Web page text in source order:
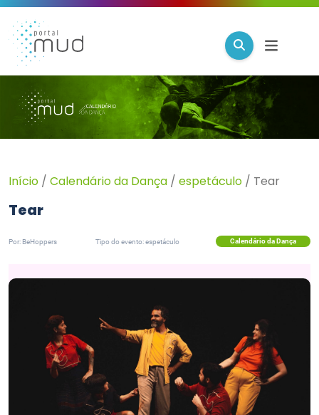
Início / Calendário da Dança / espetáculo / Tear
Tear
Por: BeHoppers Tipo do evento: espetáculo Calendário da Dança